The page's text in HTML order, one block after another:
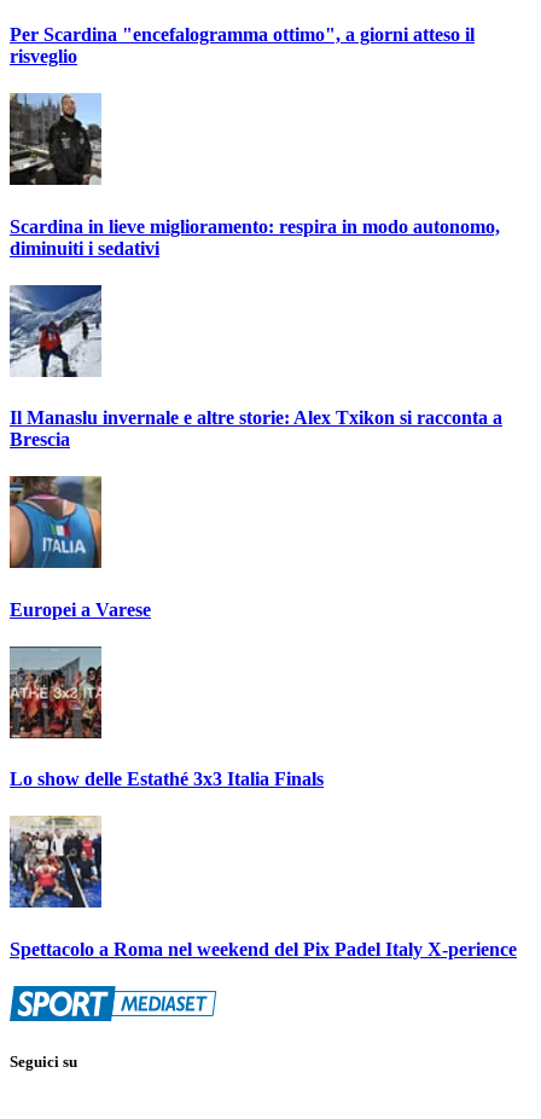
Per Scardina "encefalogramma ottimo", a giorni atteso il
risveglio
Scardina in lieve miglioramento: respira in modo autonomo,
diminuiti i sedativi
Il Manaslu invernale e altre storie: Alex Txikon si racconta a
Brescia
Europei a Varese
Lo show delle Estathé 3x3 Italia Finals
Spettacolo a Roma nel weekend del Pix Padel Italy X-perience
Seguici su